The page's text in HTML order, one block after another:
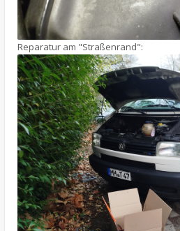
Reparatur am "Straßenrand":